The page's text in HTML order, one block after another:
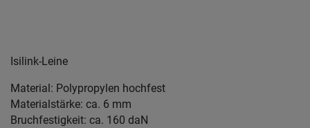
Isilink-Leine
Material: Polypropylen hochfest
Materialstärke: ca. 6 mm
Bruchfestigkeit: ca. 160 daN